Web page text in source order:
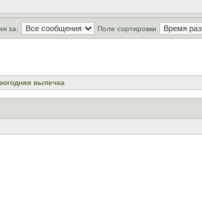
за: Поле сортировки
выпечка